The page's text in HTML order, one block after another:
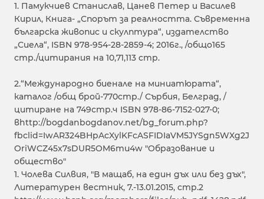
1. Памукчиев Станислав, Цанев Петер и Василев
Кирил, Книга- „Спорът за реалността. Съвременна
българска живопис и скулптура“, издателство
„Сиела“, ISBN 978-954-28-2859-4; 2016г., /общо165
стр./цитирания на 10,71,113 стр.
2.“Международно биенале на миниатюрата“,
каталог /общ брой-770стр./ Сърбия, Белград, /
цитиране на 749стр.ч ISBN 978-86-7152-027-0;
вhttp://bogdanbogdanov.net/bg_forum.php?
fbclid=IwAR324BHpAcXylKFcASFIDIaVM5JYSgn5WXg2J
OriWCZ45x7sDUR5OM6mu4w "Образование и
общество"
1. Чолева Силвия, "В мащаб, на един дъх или без дъх",
Литературен вестник, 7.-13.01.2015, стр.2